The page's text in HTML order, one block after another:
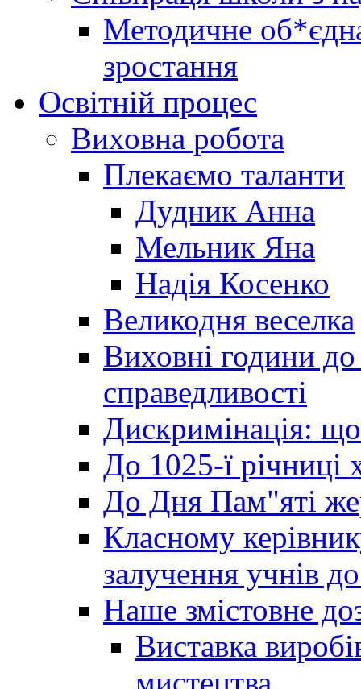
Методичне
зростання
Освітній процес
Виховна робота
Плекаємо таланти
Дудник Анна
Мельник Яна
Надія Косенко
Великодня веселка
Виховні години до
справедливості
Дискримінація:
До 1025-ї річниці
До Дня Пам"яті
Класному
залучення учнів
Наше змістовне
Виставка
мистецтва